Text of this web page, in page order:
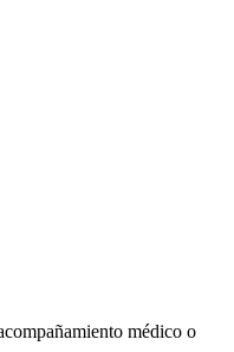
médico o